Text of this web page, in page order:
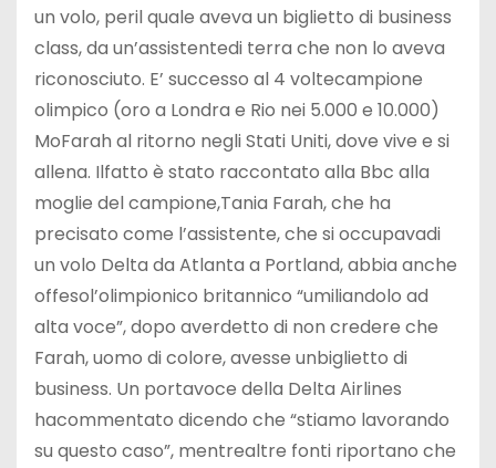
un volo, peril quale aveva un biglietto di business
class, da un’assistentedi terra che non lo aveva
riconosciuto. E’ successo al 4 voltecampione
olimpico (oro a Londra e Rio nei 5.000 e 10.000)
MoFarah al ritorno negli Stati Uniti, dove vive e si
allena. Ilfatto è stato raccontato alla Bbc alla
moglie del campione,Tania Farah, che ha
precisato come l’assistente, che si occupavadi
un volo Delta da Atlanta a Portland, abbia anche
offesol’olimpionico britannico “umiliandolo ad
alta voce”, dopo averdetto di non credere che
Farah, uomo di colore, avesse unbiglietto di
business. Un portavoce della Delta Airlines
hacommentato dicendo che “stiamo lavorando
su questo caso”, mentrealtre fonti riportano che